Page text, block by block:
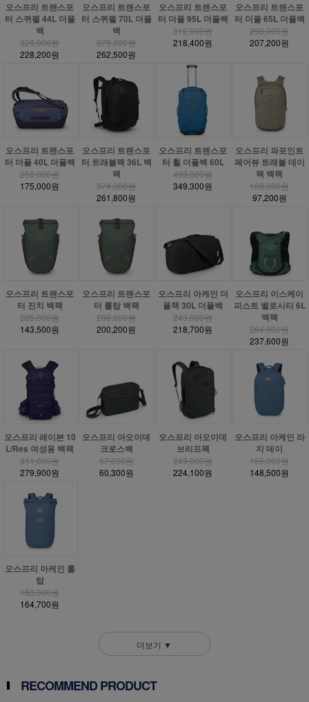
오스프리 트랜스포
터 스퀴펠 44L 더플
백
326,000원
228,200원
오스프리 트랜스포
터 스퀴펠 70L 더플
백
375,000원
262,500원
오스프리 트랜스포
터 더플 95L 더플백
312,000원
218,400원
오스프리 트랜스포
터 더플 65L 더플백
296,000원
207,200원
오스프리 트랜스포
터 더플 40L 더플백
250,000원
175,000원
오스프리 트랜스포
터 트래블팩 36L 백
팩
374,000원
261,800원
오스프리 트랜스포
터 휠 더플백 60L
499,000원
349,300원
오스프리 파포인트
페어뷰 트래블 데이
팩 백팩
108,000원
97,200원
오스프리 트랜스포
터 진치 백팩
205,000원
143,500원
오스프리 트랜스포
터 롤탑 백팩
286,000원
200,200원
오스프리 아케인 더
플책 30L 더플백
243,000원
218,700원
오스프리 이스케이
피스트 벨로시티 6L
백팩
264,000원
237,600원
오스프리 레이븐 10
L/Res 여성용 백팩
311,000원
279,900원
오스프리 아오이데
크로스백
67,000원
60,300원
오스프리 아오이데
브리프팩
249,000원
224,100원
오스프리 아케인 라
지 데이
165,000원
148,500원
오스프리 아케인 롤
탑
183,000원
164,700원
더보기 ▼
RECOMMEND PRODUCT